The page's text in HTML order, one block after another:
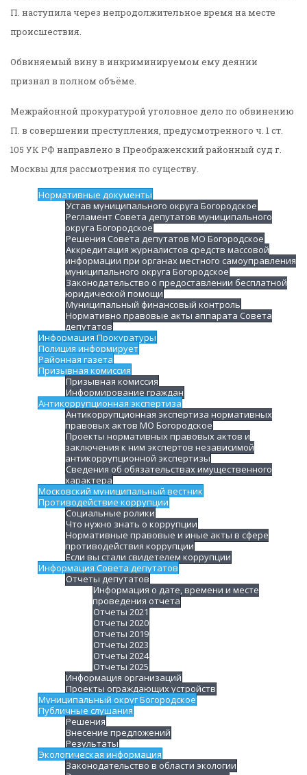
П. наступила через непродолжительное время на месте
происшествия.
Обвиняемый вину в инкриминируемом ему деянии
признал в полном объёме.
Межрайонной прокуратурой уголовное дело по обвинению
П. в совершении преступления, предусмотренного ч. 1 ст.
105 УК РФ направлено в Преображенский районный суд г.
Москвы для рассмотрения по существу.
Нормативные документы
Устав муниципального округа Богородское
Регламент Совета депутатов муниципального
округа Богородское
Решения Совета депутатов МО Богородское
Аккредитация журналистов средств массовой
информации при органах местного самоуправления
муниципального округа Богородское
Законодательство о предоставлении бесплатной
юридической помощи
Муниципальный финансовый контроль
Нормативно правовые акты аппарата Совета
депутатов
Информация Прокуратуры
Полиция информирует
Районная газета
Призывная комиссия
Призывная комиссия
Информирование граждан
Антикоррупционная экспертиза
Антикоррупционная экспертиза нормативных
правовых актов МО Богородское
Проекты нормативных правовых актов и
заключения к ним экспертов независимой
антикоррупционной экспертизы
Сведения об обязательствах имущественного
характера
Московский муниципальный вестник
Противодействие коррупции
Социальные ролики
Что нужно знать о коррупции
Нормативные правовые и иные акты в сфере
противодействия коррупции
Если вы стали свидетелем коррупции
Информация Совета депутатов
Отчеты депутатов
Информация о дате, времени и месте
проведения отчета
Отчеты 2021
Отчеты 2020
Отчеты 2019
Отчеты 2023
Отчеты 2024
Отчеты 2025
Информация организаций
Проекты ограждающих устройств
Муниципальный округ Богородское
Публичные слушания
Решения
Внесение предложений
Результаты
Экологическая информация
Законодательство в области экологии